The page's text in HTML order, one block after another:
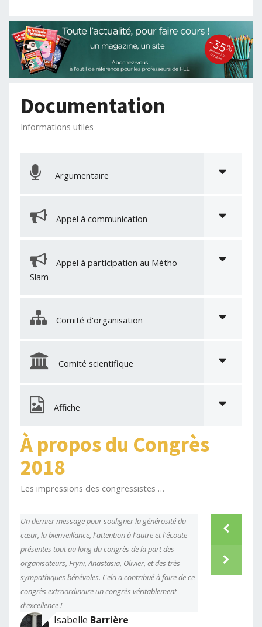
Documentation
Informations utiles
Argumentaire
Appel à communication
Appel à participation au Métho-
Slam
Comité d'organisation
Comité scientifique
Affiche
À propos du Congrès
2018
Les impressions des congressistes …
Un dernier message pour souligner la générosité du
cœur, la bienveillance, l'attention à l'autre et l'écoute
présentes tout au long du congrès de la part des
organisateurs, Fryni, Anastasia, Olivier, et des très
sympathiques bénévoles. Cela a contribué à faire de ce
congrès extraordinaire un congrès véritablement
d'excellence !
Isabelle Barrière
φίλους,
κυρίως,
prev